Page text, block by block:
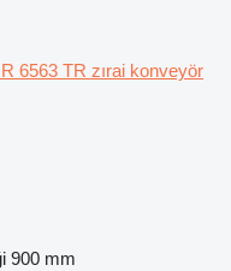
6563 TR zırai konveyör
900 mm